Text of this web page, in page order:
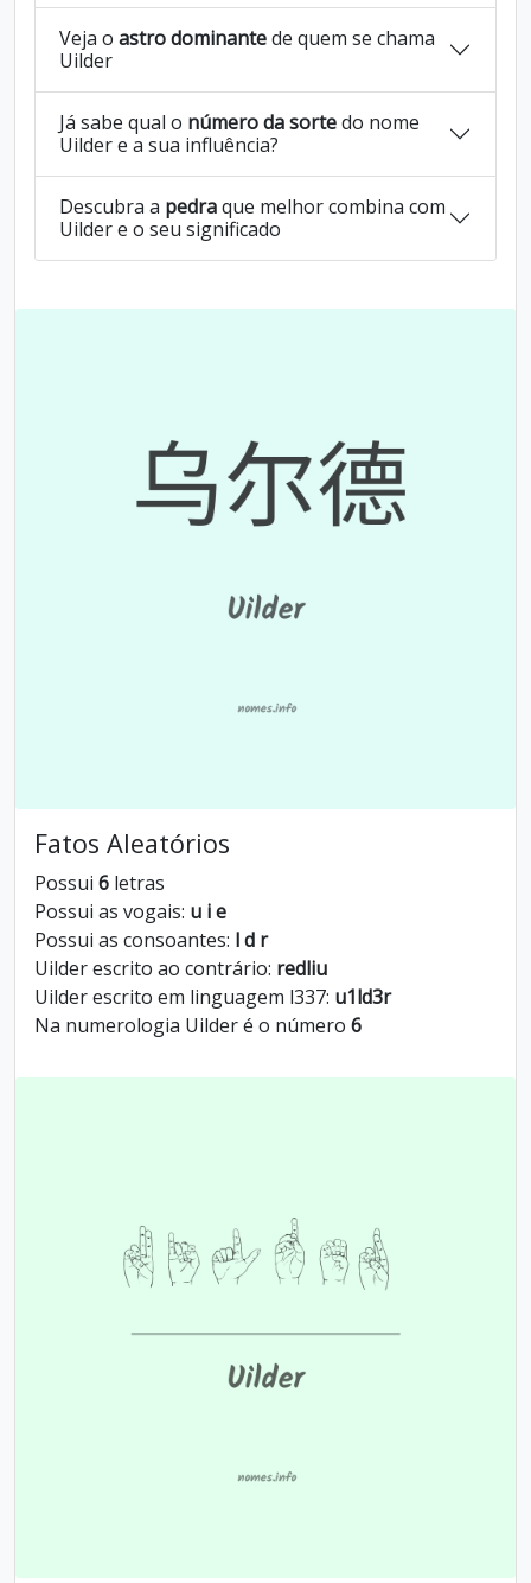
Veja o astro dominantede quem se chama
Uilder
Já sabe qual o número da sortedo nome
Uilder e a sua influência?
Descubra a pedraque melhor combina com
Uilder e o seu significado
Fatos Aleatórios
Possui 6 letras
Possui as vogais: u i e
Possui as consoantes: l d r
Uilder escrito ao contrário: redliu
Uilder escrito em linguagem l337: u1ld3r
Na numerologia Uilder é o número 6